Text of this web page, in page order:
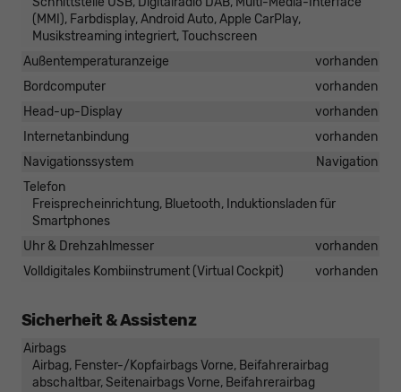
(MMI), Farbdisplay, Android Auto, Apple CarPlay,
Musikstreaming integriert, Touchscreen
Außentemperaturanzeige
vorhanden
Bordcomputer
vorhanden
Head-up-Display
vorhanden
Internetanbindung
vorhanden
Navigationssystem
Navigation
Telefon
Freisprecheinrichtung, Bluetooth, Induktionsladen für
Smartphones
Uhr & Drehzahlmesser
vorhanden
Volldigitales Kombiinstrument (Virtual Cockpit)
vorhanden
Sicherheit & Assistenz
Airbags
Airbag, Fenster-/Kopfairbags Vorne, Beifahrerairbag
abschaltbar, Seitenairbags Vorne, Beifahrerairbag